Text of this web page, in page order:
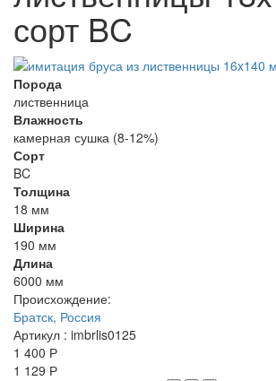
сорт BC
Порода
лиственница
Влажность
камерная сушка (8-12%)
Сорт
BC
Толщина
18 мм
Ширина
190 мм
Длина
6000 мм
Происхождение:
Братск, Россия
Артикул : imbrlis0125
1 400 Р
1 129 Р